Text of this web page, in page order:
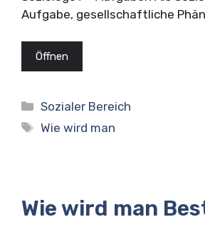
Aufgabe, gesellschaftliche
Öffnen
Kategorien
Sozialer Bereich
Schlagwörter
Wie wird man
Wie wird man